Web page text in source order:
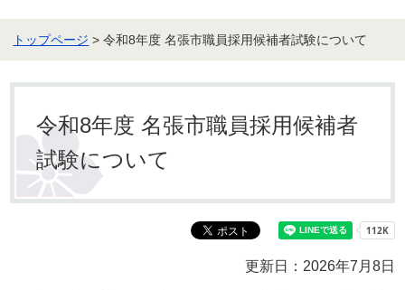
トップページ > 令和8年度 名張市職員採用候補者試験について
令和8年度 名張市職員採用候補者
試験について
更新日：2026年7月8日